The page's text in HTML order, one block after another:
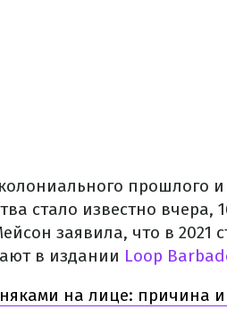
прошлого
стало известно вчера,
заявила, что в 2021
в издании Loop
на лице: причина